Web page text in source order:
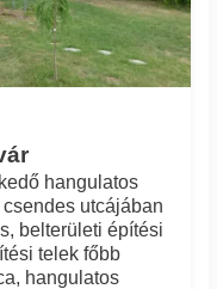
hangulatos
utcájában
belterületi építési
telek főbb
hangulatos